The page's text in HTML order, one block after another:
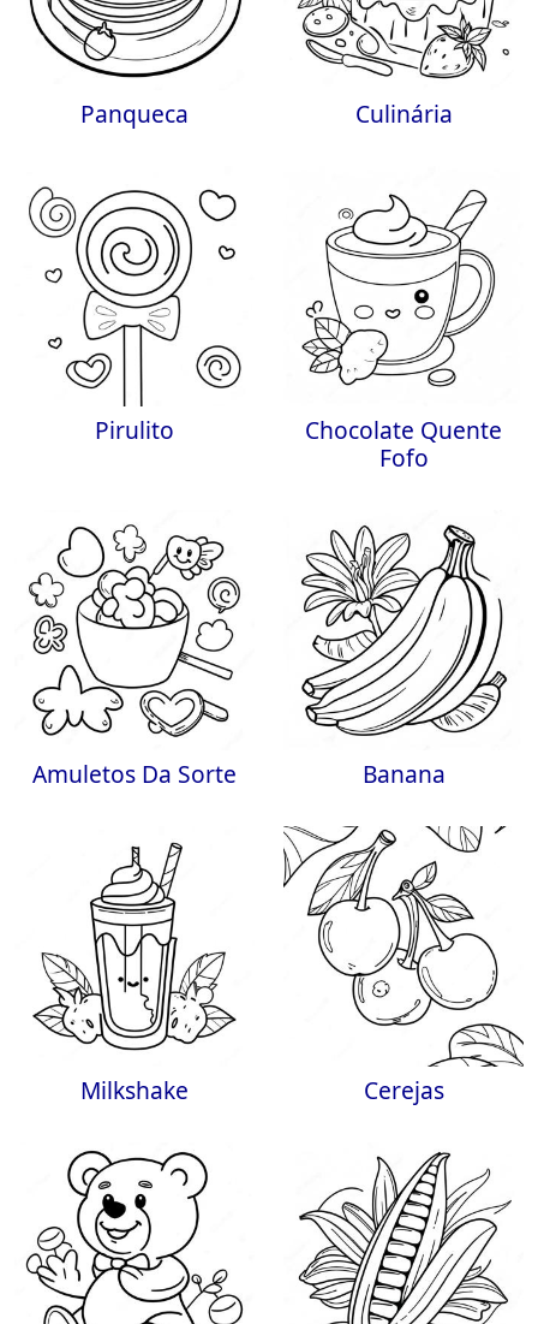
Panqueca Culinária
Pirulito
Chocolate Quente
Fofo
Amuletos Da Sorte Banana
Milkshake Cerejas